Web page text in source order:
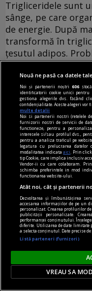
Trigliceridele sunt
sânge, pe care
de energie. După
transformă în
țesutul adipos.
valorile rămân
casino online
Psihologia la
impulsive și alte
mereu responsabilă
Noroc sau
cadrul
către platformele
Nouă ne pasă ca datele
Noi și partenerii noștri606
identificatorii cookie unici pentru
gestiona alegerile dvs. făcând
confidențialitate. Aceste alegeri vor
multe detalii
Noi si partenerii nostri (retelele
furnizorii nostri de servicii de
functioneze, pentru a
interesele si/sau profilul dvs.,
pentru a analiza traficul pe
legatura cu prelucrarea datelor
modalitatea indicataaici
. Prin
tip Cookie, care implica inclusiv
Vendor-ii cu care colaboram. Prin
schimba preferintele in mod
functionarea website-ului.
Atât noi, cât și partenerii
Dezvoltarea și îmbunătățirea
accesarea informațiilor de pe un
personalizat. Crearea profilurilor
publicității personalizate.
performanței conținutului.
diferite. Utilizarea de date limitate
a selecta conținutul. Date precise
Listă parteneri (furnizori)
VREAU SA